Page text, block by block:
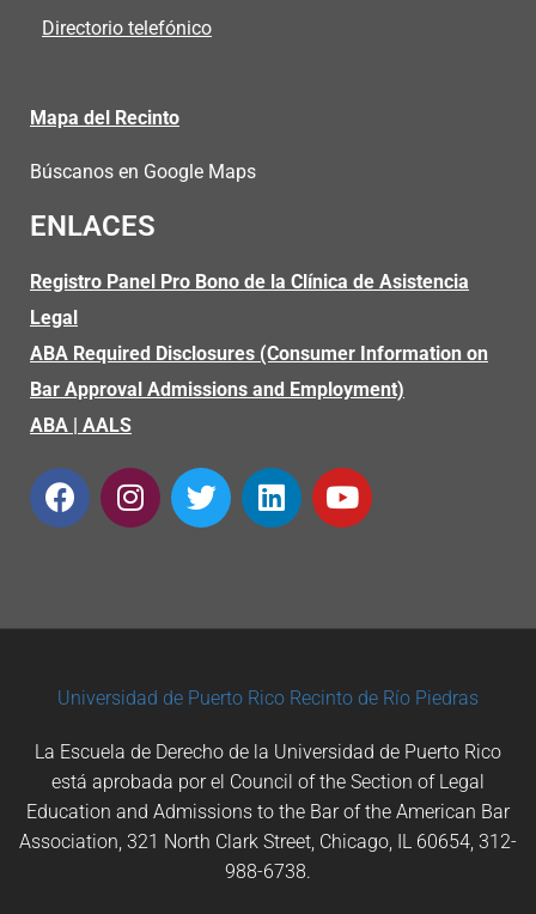
Directorio telefónico
Mapa del Recinto
Búscanos en Google Maps
ENLACES
Registro Panel Pro Bono de la Clínica de Asistencia
Legal
ABA Required Disclosures (Consumer Information on
Bar Approval Admissions and Employment)
ABA | AALS
Universidad de Puerto Rico Recinto de Río Piedras
La Escuela de Derecho de la Universidad de Puerto Rico
está aprobada por el Council of the Section of Legal
Education and Admissions to the Bar of the American Bar
Association, 321 North Clark Street, Chicago, IL 60654, 312-
988-6738.